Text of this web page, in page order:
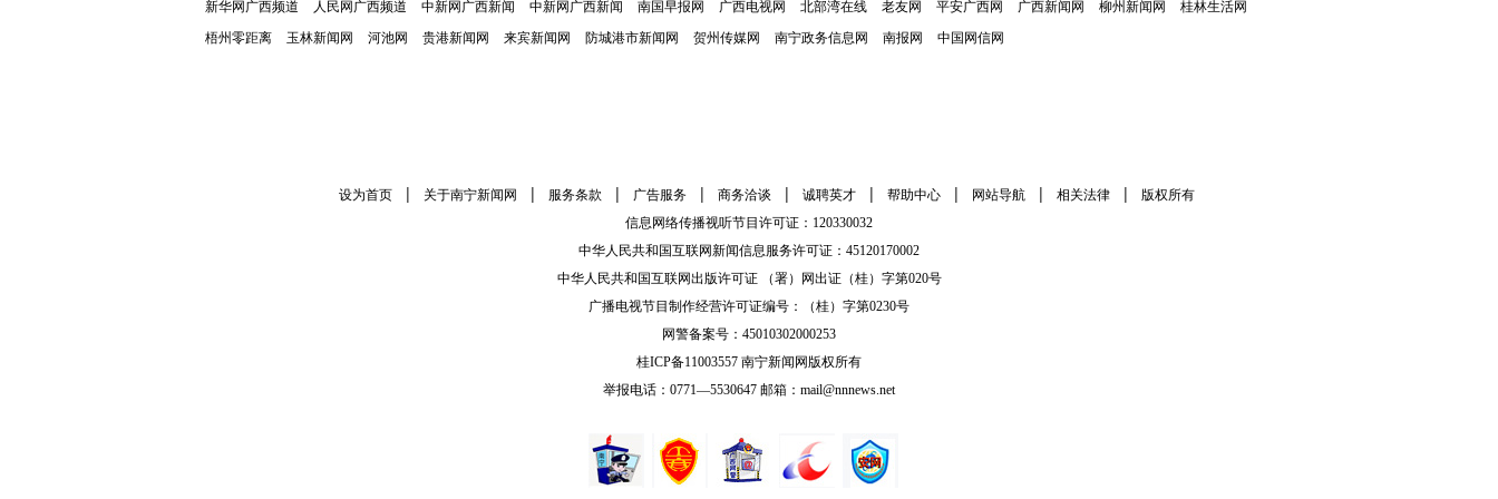
新华网广西频道 人民网广西频道 中新网广西新闻 中新网广西新闻 南国早报网 广西电视网 北部湾在线 老友网 平安广西网 广西新闻网 柳州新闻网
桂林生活网
梧州零距离
玉林新闻网 河池网 贵港新闻网 来宾新闻网 防城港市新闻网 贺州传媒网 南宁政务信息网 南报网 中国网信网
设为首页 | 关于南宁新闻网 | 服务条款 | 广告服务 | 商务洽谈 | 诚聘英才 | 帮助中心 | 网站导航 | 相关法律 |
版权所有
信息网络传播视听节目许可证：120330032
中华人民共和国互联网新闻信息服务许可证：45120170002
中华人民共和国互联网出版许可证 （署）网出证（桂）字第020号
广播电视节目制作经营许可证编号：（桂）字第0230号
网警备案号：45010302000253
桂ICP备11003557 南宁新闻网版权所有
举报电话：0771—5530647 邮箱：mail@nnnews.net